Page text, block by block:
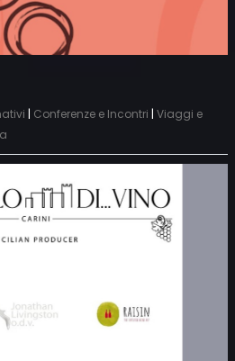
| Conferenze e Incontri | Viaggi e